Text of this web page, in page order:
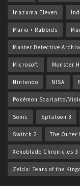
Inazuma Eleven
Mario + Rabbids
Master Detective
Microsoft Monster
Nintendo NISA
Pokémon Scarlatto/
Sonic Splatoon 3
Switch 2 The Outer
Xenoblade Chronicles 3
Zelda: Tears of the